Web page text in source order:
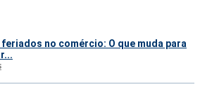
no comércio: O que muda para